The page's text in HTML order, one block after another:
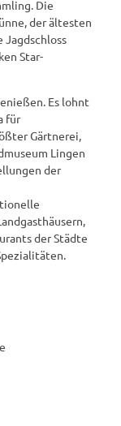
Die
der ältesten
Jagdschloss
Star-
Es lohnt
für
Gärtnerei,
Lingen
der
der Städte